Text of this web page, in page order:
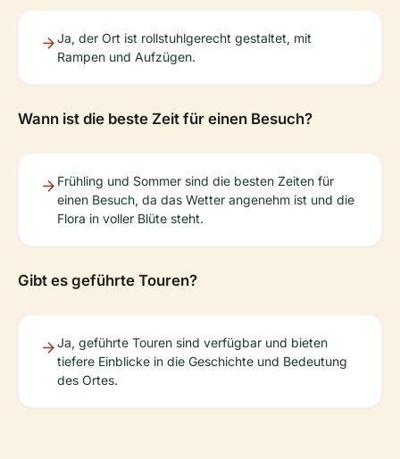
Ja, der Ort ist rollstuhlgerecht gestaltet, mit
Rampen und Aufzügen.
Wann ist die beste Zeit für einen Besuch?
Frühling und Sommer sind die besten Zeiten für
einen Besuch, da das Wetter angenehm ist und die
Flora in voller Blüte steht.
Gibt es geführte Touren?
Ja, geführte Touren sind verfügbar und bieten
tiefere Einblicke in die Geschichte und Bedeutung
des Ortes.